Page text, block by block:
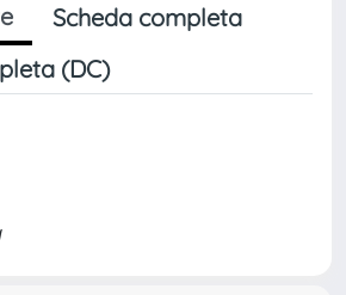
Scheda completa
(DC)